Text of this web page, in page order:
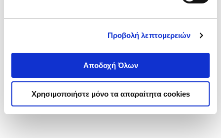
Προβολή λεπτομερειών
Αποδοχή Όλων
Χρησιμοποιήστε μόνο τα απαραίτητα cookies